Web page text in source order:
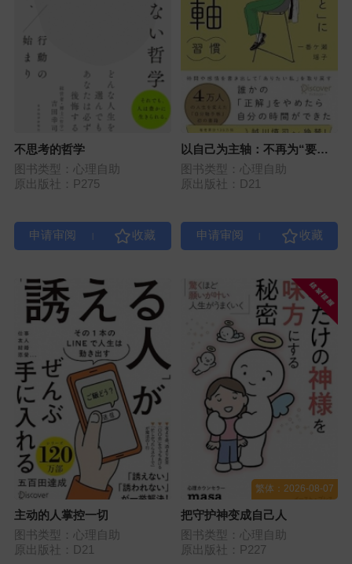
不思考的哲学
图书类型：心理自助
原出版社：P275
以自己为主轴：不再为“要做
的事”追着跑
图书类型：心理自助
原出版社：D21
主动的人掌控一切
图书类型：心理自助
原出版社：D21
繁体：2026-08-07
把守护神变成自己人
图书类型：心理自助
原出版社：P227